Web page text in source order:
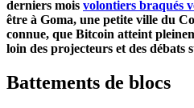
derniers mois volontiers braqués
être à Goma, une petite ville du
connue, que Bitcoin atteint
loin des projecteurs et des débats
Battements de blocs